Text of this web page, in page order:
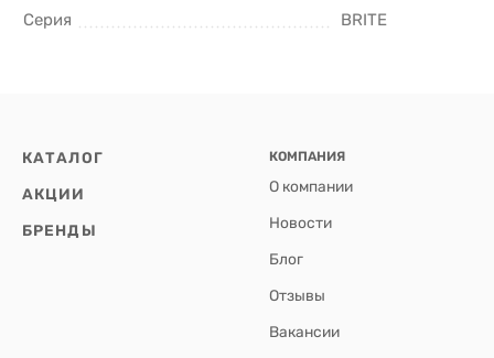
Серия
BRITE
КАТАЛОГ
АКЦИИ
БРЕНДЫ
КОМПАНИЯ
О компании
Новости
Блог
Отзывы
Вакансии